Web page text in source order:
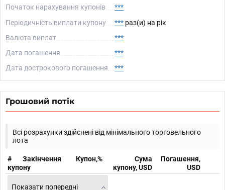
Початок нарахування купонів
***
Періодичність виплати купону
*** раз(и) на рік
Валюта виплат
***
Дата погашення
***
Дата дострокового погашення
***
Грошовий потік
Всі розрахунки здійснені від мінімального торговельного
лота
#
Закінчення
купону
Купон,%
Сума
купону, USD
Погашення,
USD
Показати попередні